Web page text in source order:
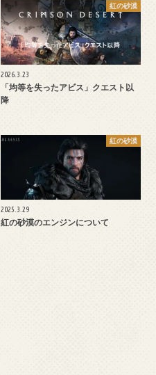
紅の砂漠
2026.3.23
「均等を失ったアビス」クエスト以
降
紅の砂漠
2025.3.29
紅の砂漠のエンジンについて